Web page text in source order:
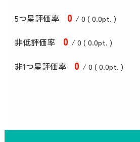
5つ星評価率 0 / 0 ( 0.0pt. )
非低評価率 0 / 0 ( 0.0pt. )
非1つ星評価率 0 / 0 ( 0.0pt. )